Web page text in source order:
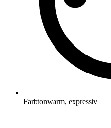
Farbtonwarm, expressiv